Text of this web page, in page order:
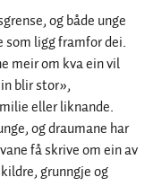
og både unge
som ligg framfor dei.
meir om kva ein vil
blir stor»,
eller liknande.
og draumane har
få skrive om ein av
grunngje og